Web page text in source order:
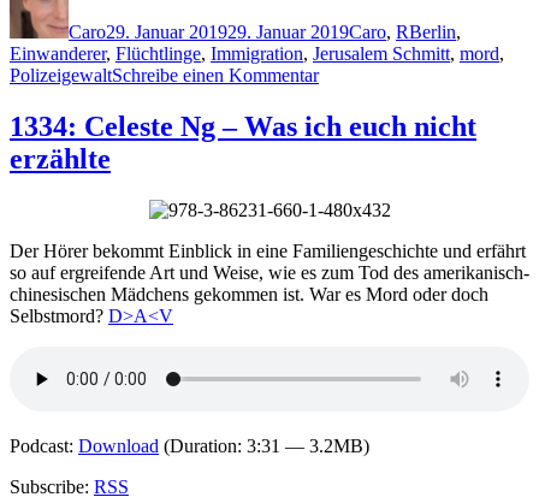
Caro29. Januar 201929. Januar 2019Caro, RBerlin,
Einwanderer, Flüchtlinge, Immigration, Jerusalem Schmitt, mord,
PolizeigewaltSchreibe einen Kommentarzu
Philipp
Reinartz
1334: Celeste Ng – Was ich euch nicht
erzählte
Der Hörer bekommt Einblick in eine Familiengeschichte und erfährt
so auf ergreifende Art und Weise, wie es zum Tod des amerikanisch-
chinesischen Mädchens gekommen ist. War es Mord oder doch
Selbstmord? D>A<V
Podcast: Download (Duration: 3:31 — 3.2MB)
Subscribe: RSS